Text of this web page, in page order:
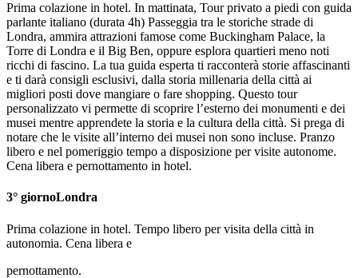
Prima colazione in hotel. In mattinata, Tour privato a piedi con guida
parlante italiano (durata 4h) Passeggia tra le storiche strade di
Londra, ammira attrazioni famose come Buckingham Palace, la
Torre di Londra e il Big Ben, oppure esplora quartieri meno noti
ricchi di fascino. La tua guida esperta ti racconterà storie affascinanti
e ti darà consigli esclusivi, dalla storia millenaria della città ai
migliori posti dove mangiare o fare shopping. Questo tour
personalizzato vi permette di scoprire l’esterno dei monumenti e dei
musei mentre apprendete la storia e la cultura della città. Si prega di
notare che le visite all’interno dei musei non sono incluse. Pranzo
libero e nel pomeriggio tempo a disposizione per visite autonome.
Cena libera e pernottamento in hotel.
3° giornoLondra
Prima colazione in hotel. Tempo libero per visita della città in
autonomia. Cena libera e
pernottamento.